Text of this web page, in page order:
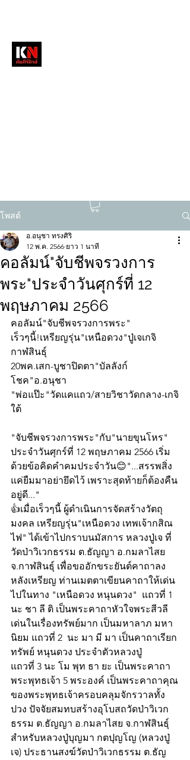
โพสต์
คอลัมน์"จับชีพจรวงการ
พระ"ประจำวันศุกร์ที่ 12
พฤษภาคม 2566
อ.อนุชา ทรงศิริ
12 พ.ค. 2566 ยาว 1 นาที
คอลัมน์"จับชีพจรวงการพระ"
เร็วๆนี้!เหรียญรุ่น"เหนือดวง"ปู่เจเกจิ
กาฬสินธุ์
20พค.เสก-บูชาปิดตา"บัลลังก์
โชค"อ.อนุชา
"พ่อแป๊ะ"วัดแคแถว/สายวิชาวัดกลาง-เกจิ
ใต้
"จับชีพจรวงการพระ"กับ"นายขุนโหร"
ประจำวันศุกร์ที่ 12 พฤษภาคม 2566 เริ่ม
ด้วยข้อคิดคำคมประจำวัน😊"...สรรพสิ่ง
แค่ยืมมาอย่ายึดไว้ เพราะสุดท้ายก็ต้องคืน
อยู่ดี..."
👍เมื่อเร็วๆนี้ ผู้ดำเนินการจัดสร้างวัตถุ
มงคล เหรียญรุ่น"เหนือดวง เทพเจ้ากสิณ
ไฟ" ได้เข้าไปกราบนมัสการ หลวงปู่เจ ที่
วัดป่าวิเวกธรรม ต.ธัญญา อ.กมลาไสย
จ.กาฬสินธุ์ เพื่อขออักขระยันต์คาถาลง
หลังเหรียญ ท่านเมตตาเขียนคาถาให้เด่น
ไปในทาง "เหนือดวง หนุนดวง"  แถวที่ 1
นะ ชา ลี ติ เป็นพระคาถาหัวใจพระสีวลี
เด่นในเรื่องทรัพย์มาก เป็นมหาลาภ มหา
นิยม แถวที่ 2  นะ มา มี มา เป็นคาถาเรียก
ทรัพย์ หนุนดวง ประจำตัวหลวงปู่
แถวที่ 3 นะ โม พุท ธา ยะ เป็นพระคาถา
พระพุทธเจ้า 5 พระองค์ เป็นพระคาถาคุณ
ของพระพุทธเจ้าครอบคลุมจักรวาลทั้ง
ปวง ปัจจัยสมทบสร้างอุโบสถวัดป่าวิเวก
ธรรม ต.ธัญญา อ.กมลาไสย จ.กาฬสินธุ์
สำหรับหลวงปู่บุญมา กตปุญโญ (หลวงปู่
เจ) ประธานสงฆ์วัดป่าวิเวกธรรม ต.ธัญ